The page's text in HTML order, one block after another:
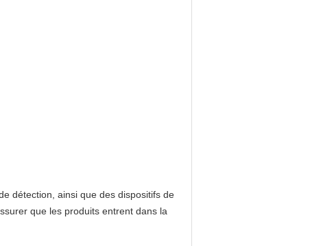
détection, ainsi que des dispositifs de
que les produits entrent dans la